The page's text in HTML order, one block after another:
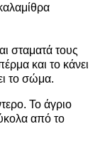
σταματά τους
και το κάνει
το σώμα.
Το άγριο
από το